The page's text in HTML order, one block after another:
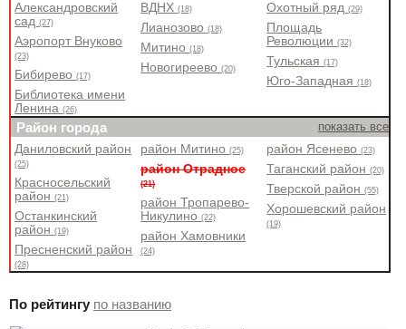
Александровский
сад(27)
Аэропорт Внуково
(23)
Бибирево(17)
Библиотека имени
Ленина(26)
ВДНХ(18)
Лианозово(18)
Митино(18)
Новогиреево(20)
Охотный ряд(29)
Площадь
Революции(32)
Тульская(17)
Юго-Западная(18)
Район города показать все
Даниловский район
(25)
Красносельский
район(21)
Останкинский
район(19)
Пресненский район
(28)
район Митино(25)
район Отрадное
(21)
район Тропарево-
Никулино(22)
район Хамовники
(24)
район Ясенево(23)
Таганский район(20)
Тверской район(55)
Хорошевский район
(19)
По рейтингу по названию